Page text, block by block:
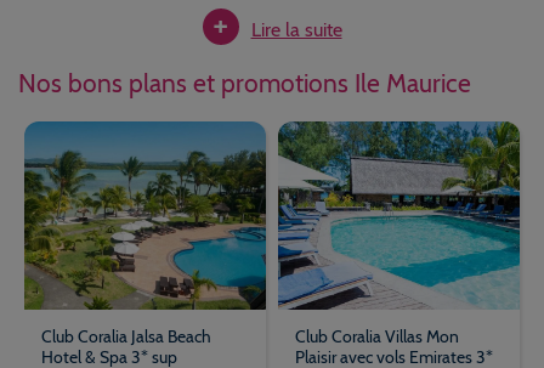
le souffle et créez des souvenirs communs incroyables. Organisez
une escapade à l'Île Maurice avec vos amis et vivez de folles
de vos efforts par une gastronomie généreuse et savoureuse.
Des plages sublimes et bien davantage
Bien sûr, à l’heure de préparer votreséjour à l’Île Maurice, il vous
faut garnir votre valise de vos bikinis ou bermudas les plus seyants.
Ils vous seront précieux pour lézarder sur le sable ou nager dans les
eaux turquoise de Flic en Flac, Trou-aux-biches, Morne Brabant,
l’île aux Cerfs ou encore Bella Mare, les plages les plus fameuses
partie du monde pour la douceur de son climat et la beauté de ses
+ Lire la suite
Nos bons plans et promotions Ile Maurice
Club Coralia Jalsa Beach
Hotel & Spa 3* sup
Club Coralia Villas Mon
Plaisir avec vols Emirates 3*